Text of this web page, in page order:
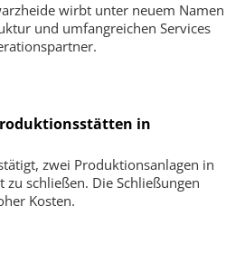
wirbt unter neuem Namen
und umfangreichen Services
in
zwei Produktionsanlagen in
zu schließen. Die Schließungen
Kosten.